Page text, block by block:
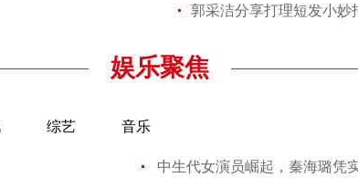
娱乐聚焦
综艺 音乐
中生代女演员崛起，秦海璐凭